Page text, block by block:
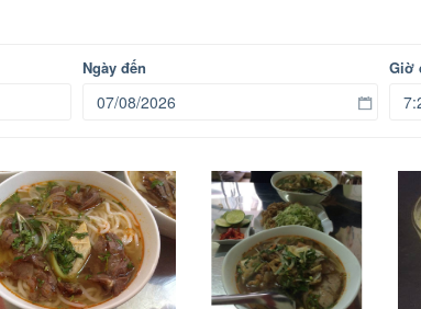
Ngày đến Giờ